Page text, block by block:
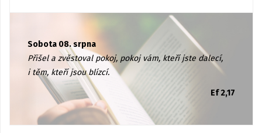
Sobota 08. srpna
Přišel a zvěstoval pokoj, pokoj vám, kteří jste dalecí,
i těm, kteří jsou blízcí.
Ef 2,17